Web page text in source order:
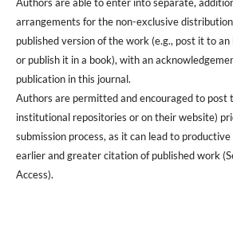
arrangements for the non-exclusive
published version of the work (e.g., post it to
or publish it in a book), with an
publication in this journal.
Authors are permitted and encouraged to post
institutional repositories or on their website)
submission process, as it can lead to
earlier and greater citation of published work
Access).